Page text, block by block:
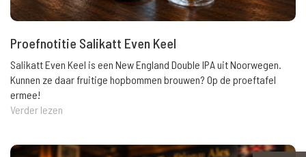
Proefnotitie Salikatt Even Keel
Salikatt Even Keel is een New England Double IPA uit Noorwegen.
Kunnen ze daar fruitige hopbommen brouwen? Op de proeftafel
ermee!
Verder lezen